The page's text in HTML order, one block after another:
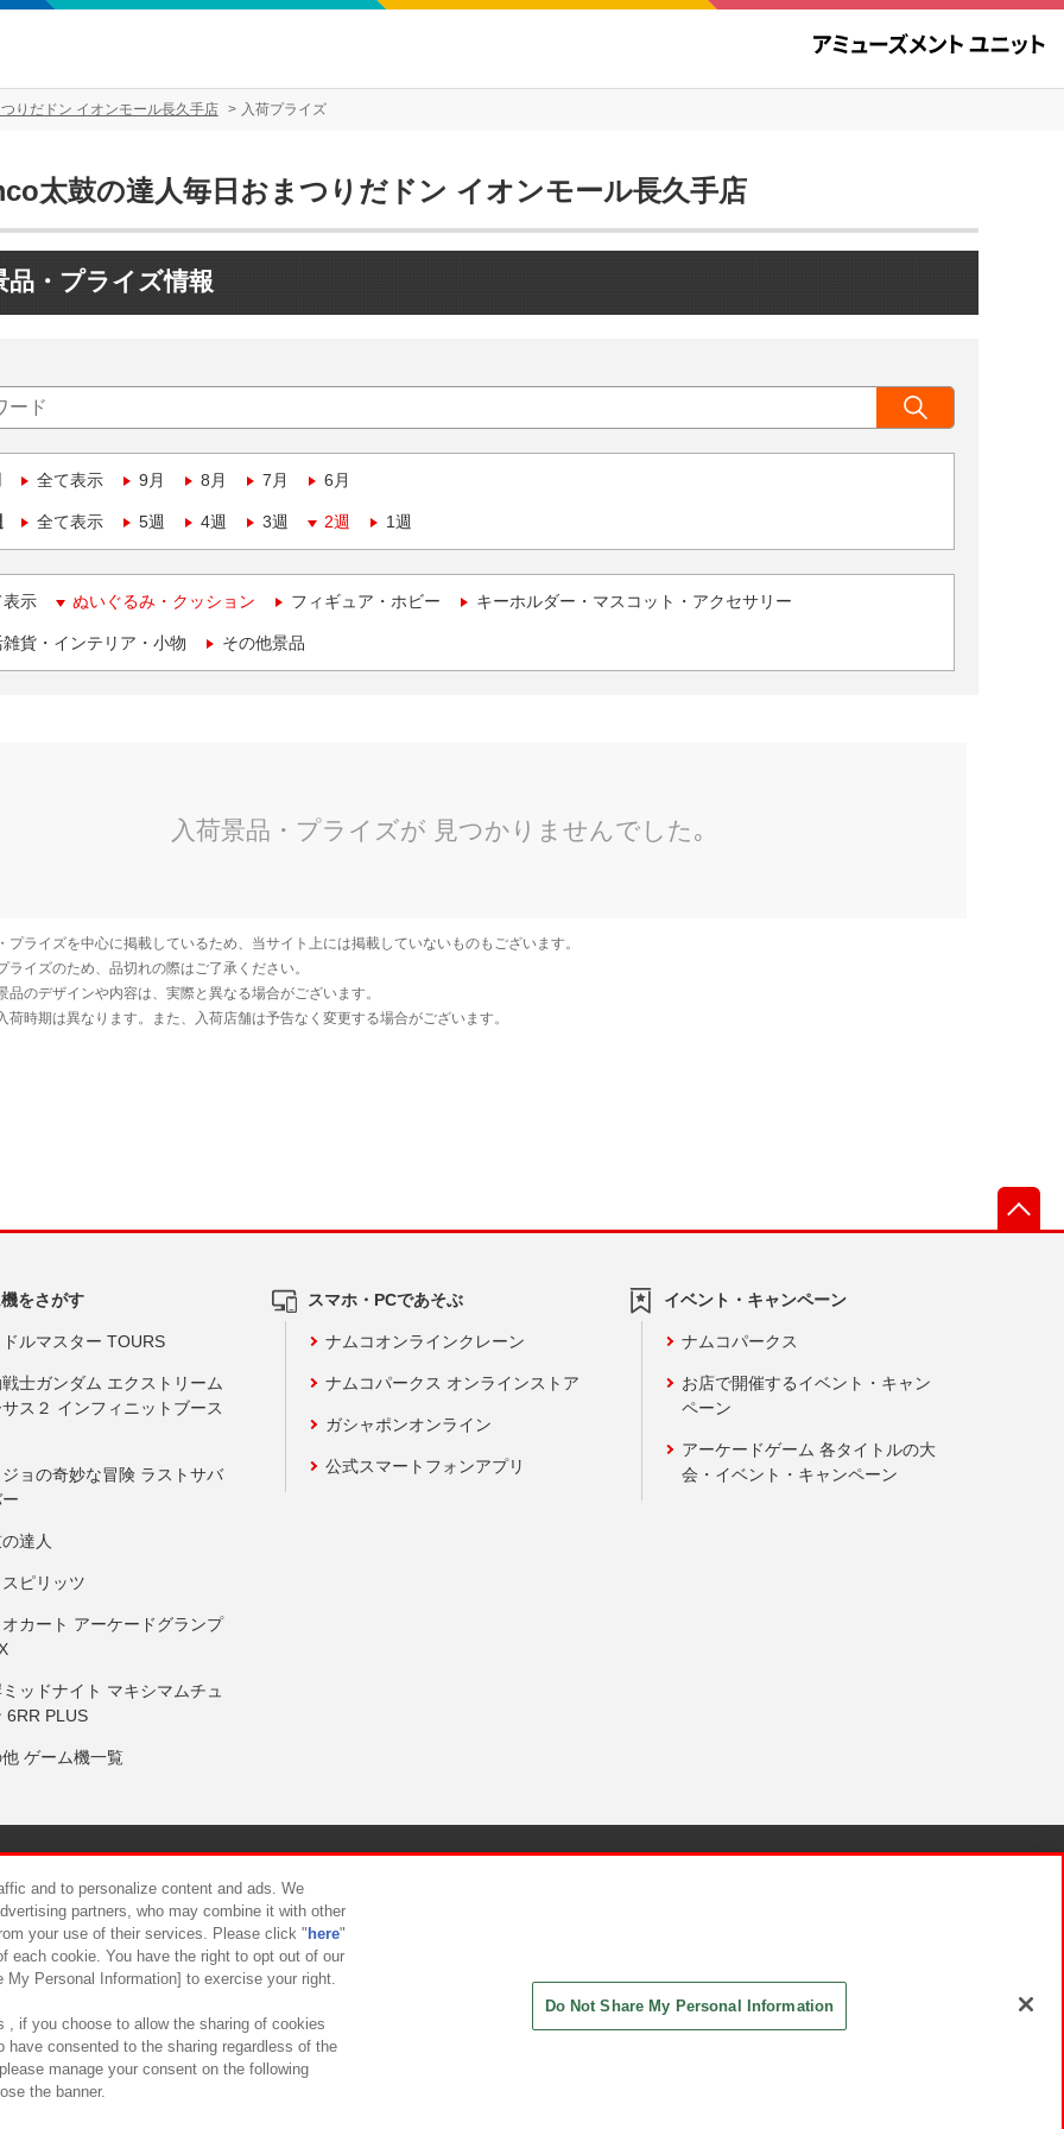
りだドン イオンモール長久手店 入荷プライズ
太鼓の達人毎日おまつりだドン イオンモール長久手店
品・プライズ情報
全て表示 9月 8月 7月 6月
全て表示 5週 4週 3週 2週 1週
表示 ぬいぐるみ・クッション フィギュア・ホビー キーホルダー・マスコット・アクセサリー
貨・インテリア・小物 その他景品
をさがす
ルマスター TOURS
士ガンダム エクストリーム
ス２ インフィニットブース
ョの奇妙な冒険 ラストサバ
達人
ピリッツ
カート アーケードグランプ
ッドナイト マキシマムチュ
6RR PLUS
ゲーム機一覧
スマホ・PCであそぶ
ナムコオンラインクレーン
ナムコパークス オンラインストア
ガシャポンオンライン
公式スマートフォンアプリ
イベント・キャンペーン
ナムコパークス
お店で開催するイベント・キャン
ペーン
アーケードゲーム 各タイトルの大
会・イベント・キャンペーン
について カスタマーハラスメント対応方針
and to personalize content and ads. We
partners, who may combine it with other
your use of their services. Please click " here"
each cookie. You have the right to opt out of our
Personal Information] to exercise your right.
, if you choose to allow the sharing of cookies
have consented to the sharing regardless of the
manage your consent on the following
the banner.
Do Not Share My Personal Information